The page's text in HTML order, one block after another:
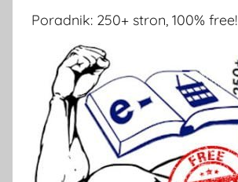
Poradnik: 250+ stron, 100% free!